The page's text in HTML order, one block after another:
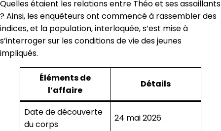
Quelles étaient les relations entre Théo et ses assaillants
? Ainsi, les enquêteurs ont commencé à rassembler des
indices, et la population, interloquée, s’est mise à
s’interroger sur les conditions de vie des jeunes
impliqués.
Éléments de
l’affaire
Détails
Date de découverte
du corps
24 mai 2026